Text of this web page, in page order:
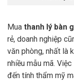
Mua thanh lý bàn
rẻ, doanh nghiệp
văn phòng, nhất là
nhiều mẫu mã.
đến tính thẩm mỹ